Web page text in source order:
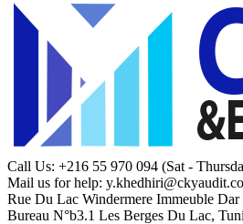
Call Us: +216 55 970 094 (Sat -
Mail us for help:
Rue Du Lac Windermere Immeuble Dar
Bureau N°b3.1 Les Berges Du Lac,